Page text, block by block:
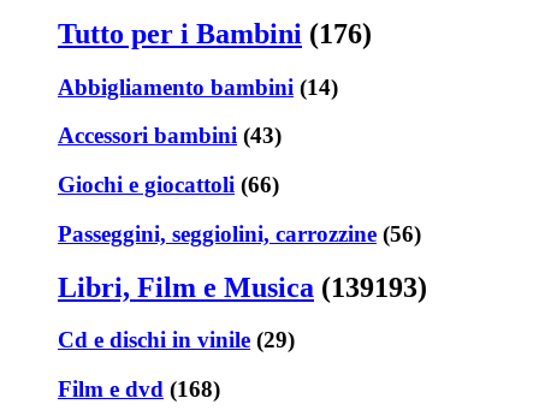
Tutto per i Bambini (176)
Abbigliamento bambini (14)
Accessori bambini (43)
Giochi e giocattoli (66)
Passeggini, seggiolini, carrozzine (56)
Libri, Film e Musica (139193)
Cd e dischi in vinile (29)
Film e dvd (168)